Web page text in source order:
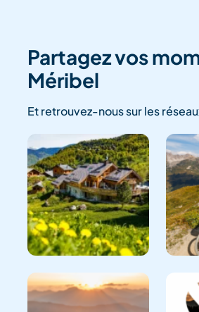
Partagez vos
Méribel
Et retrouvez-nous sur les